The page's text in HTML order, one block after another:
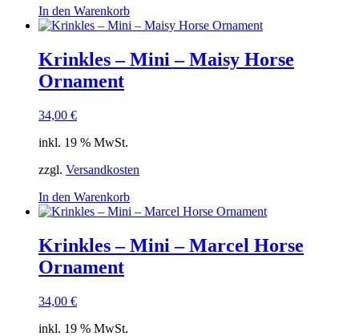
In den Warenkorb
Krinkles – Mini – Maisy Horse
Ornament
34,00 €
inkl. 19 % MwSt.
zzgl. Versandkosten
In den Warenkorb
Krinkles – Mini – Marcel Horse
Ornament
34,00 €
inkl. 19 % MwSt.